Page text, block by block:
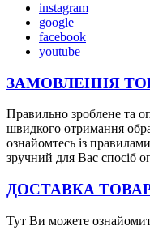
instagram
google
facebook
youtube
ЗАМОВЛЕННЯ
Правильно зроблене та
швидкого отримання
ознайомтесь із
зручний для Вас спосіб
ДОСТАВКА
Тут Ви можете